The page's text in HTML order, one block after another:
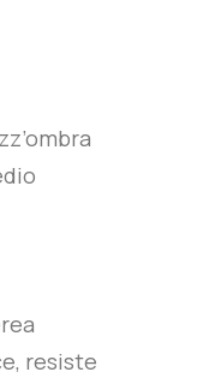
resiste